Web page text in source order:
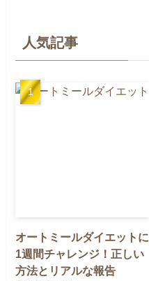
人気記事
オートミールダイエットに
1週間チャレンジ！正しい
方法とリアルな報告